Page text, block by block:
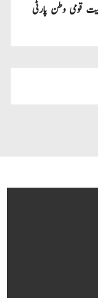
قومی وطن پارٹی